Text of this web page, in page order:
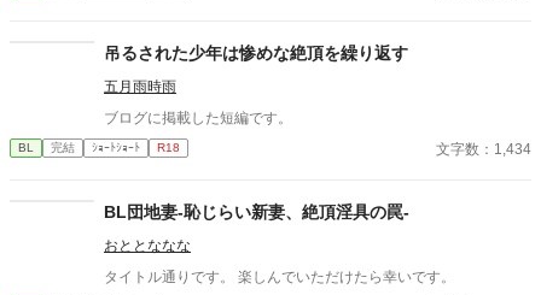
吊るされた少年は惨めな絶頂を繰り返す
五月雨時雨
ブログに掲載した短編です。
BL 完結 ｼｮｰﾄｼｮｰﾄ R18 文字数：1,434
BL団地妻-恥じらい新妻、絶頂淫具の罠-
おととななな
タイトル通りです。 楽しんでいただけたら幸いです。